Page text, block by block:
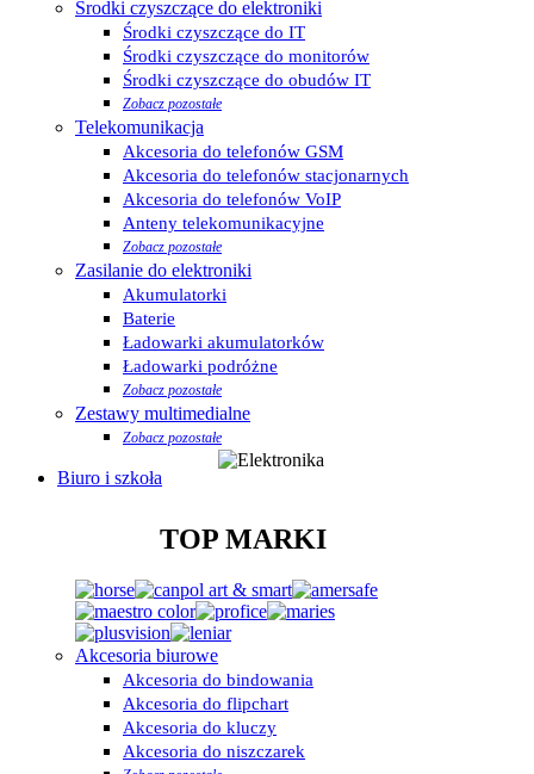
Środki czyszczące do elektroniki
Środki czyszczące do IT
Środki czyszczące do monitorów
Środki czyszczące do obudów IT
Zobacz pozostałe
Telekomunikacja
Akcesoria do telefonów GSM
Akcesoria do telefonów stacjonarnych
Akcesoria do telefonów VoIP
Anteny telekomunikacyjne
Zobacz pozostałe
Zasilanie do elektroniki
Akumulatorki
Baterie
Ładowarki akumulatorków
Ładowarki podróżne
Zobacz pozostałe
Zestawy multimedialne
Zobacz pozostałe
Biuro i szkoła
TOP MARKI
Akcesoria biurowe
Akcesoria do bindowania
Akcesoria do flipchart
Akcesoria do kluczy
Akcesoria do niszczarek